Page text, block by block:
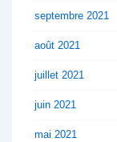
septembre 2021
août 2021
juillet 2021
juin 2021
mai 2021